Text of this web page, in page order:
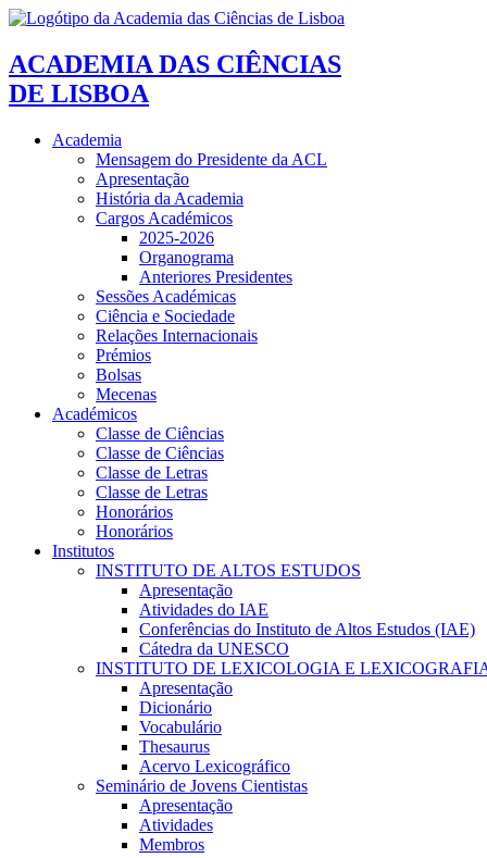
ACADEMIA DAS CIÊNCIAS
DE LISBOA
Academia
Mensagem do Presidente da ACL
Apresentação
História da Academia
Cargos Académicos
2025-2026
Organograma
Anteriores Presidentes
Sessões Académicas
Ciência e Sociedade
Relações Internacionais
Prémios
Bolsas
Mecenas
Académicos
Classe de Ciências
Classe de Ciências
Classe de Letras
Classe de Letras
Honorários
Honorários
Institutos
INSTITUTO DE ALTOS ESTUDOS
Apresentação
Atividades do IAE
Conferências do Instituto de Altos Estudos (IAE)
Cátedra da UNESCO
INSTITUTO DE LEXICOLOGIA E
Apresentação
Dicionário
Vocabulário
Thesaurus
Acervo Lexicográfico
Seminário de Jovens Cientistas
Apresentação
Atividades
Membros